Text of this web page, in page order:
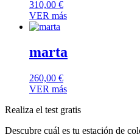
310,00 €
VER más
marta
260,00 €
VER más
Realiza el test gratis
Descubre cuál es tu estación de